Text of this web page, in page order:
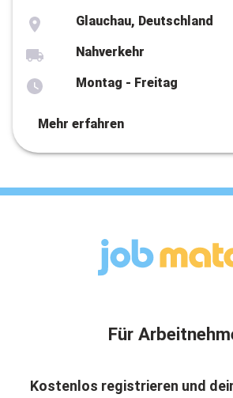
Glauchau, Deutschland
Nahverkehr
Montag - Freitag
Mehr erfahren
Für
Kostenlos registrieren und